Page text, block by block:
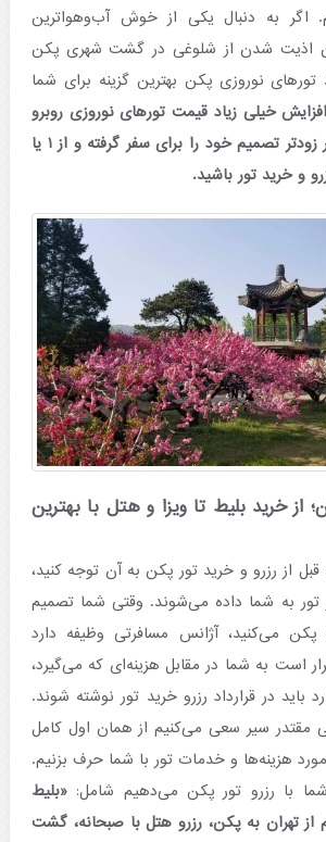
اگر به دنبال یکی از خوش آب‌وهواترین
اذیت شدن از شلوغی در گشت شهری پکن
تورهای نوروزی پکن بهترین گزینه برای شما
افزایش خیلی زیاد قیمت تورهای نوروزی روبرو
نشوید، بهتر است هر زودتر تصمیم خود را برای سفر گرفته و از ۱ یا
از خرید بلیط تا ویزا و هتل با بهترین
از رزرو و خرید تور پکن به آن توجه کنید،
به شما داده می‌شوند. وقتی شما تصمیم
پکن می‌کنید، آژانس مسافرتی وظیفه دارد
است به شما در مقابل هزینه‌ای که می‌گیرد،
باید در قرارداد رزرو خرید تور نوشته شوند.
مقتدر سیر سعی می‌کنیم از همان اول کامل
هزینه‌ها و خدمات تور با شما حرف بزنیم.
با رزرو تور پکن می‌دهیم شامل:«بلیط
تهران به پکن، رزرو هتل با صبحانه، گشت